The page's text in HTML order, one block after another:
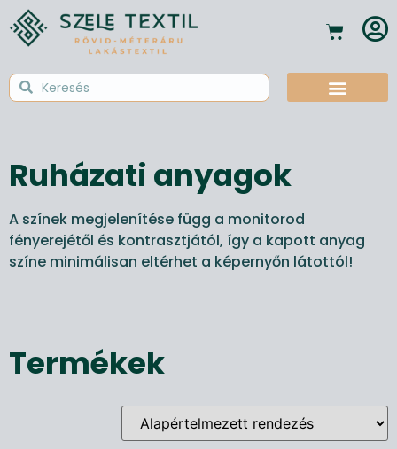
Ruházati anyagok
A színek megjelenítése függ a monitorod
fényerejétől és kontrasztjától, így a kapott anyag
színe minimálisan eltérhet a képernyőn látottól!
Termékek